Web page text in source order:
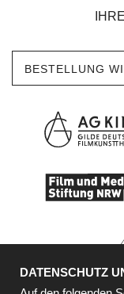
BESTELLUNG
DATENSCHUTZ